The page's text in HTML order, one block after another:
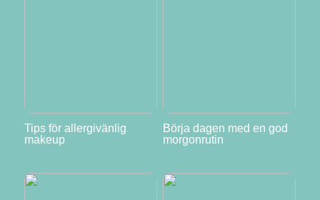
Tips för allergivänlig
makeup
Börja dagen med en god
morgonrutin